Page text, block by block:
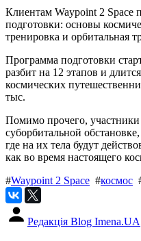
Клиентам Waypoint 2 Space
подготовки: основы
тренировка и орбитальная
Программа подготовки
разбит на 12 этапов и
космических
тыс.
Помимо прочего,
суборбитальной
где на их тела будут
как во время настоящего
#Waypoint 2 Space #космос
Редакція Blog Imena.UA